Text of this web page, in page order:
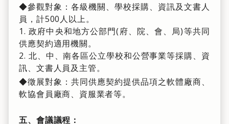
◆參觀對象：各級機關、學校採購、資訊及文書人
員，計500人以上。
1. 政府中央和地方公部門(府、院、會、局)等共同
供應契約適用機關。
2. 北、中、南各區公立學校和公營事業等採購、資
訊、文書人員及主管。
◆徵展對象：共同供應契約提供品項之軟體廠商、
軟協會員廠商、資服業者等。
五、會議議程：